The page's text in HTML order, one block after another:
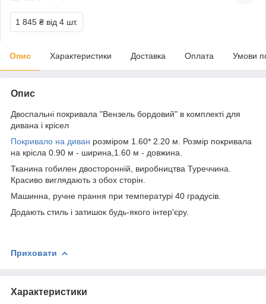
1 845 ₴ від 4 шт.
Опис Характеристики Доставка Оплата Умови
Опис
Двоспальні покривала "Вензель бордовий" в комплекті для
дивана і крісел
Покривало на диван розміром 1.60* 2.20 м. Розмір покривала
на крісла 0.90 м - ширина,1.60 м - довжина.
Тканина гобилен двосторонній, виробництва Туреччина.
Красиво виглядають з обох сторін.
Машинна, ручне прання при температурі 40 градусів.
Додають стиль і затишок будь-якого інтер'єру.
Приховати
Характеристики